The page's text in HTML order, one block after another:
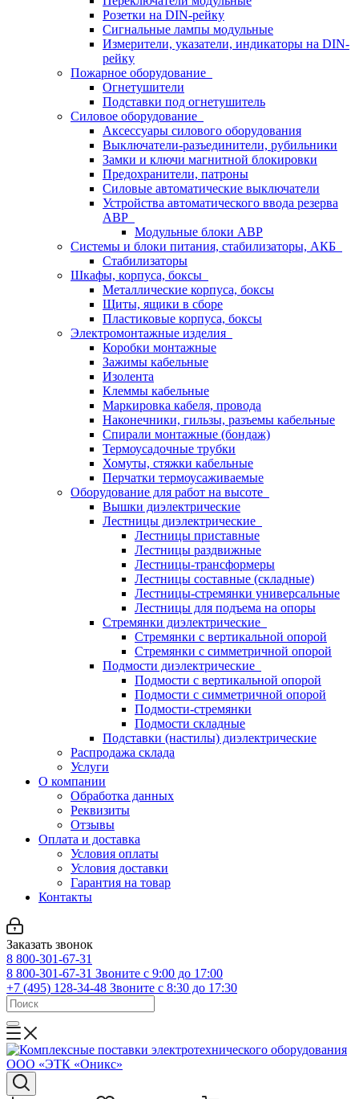
Розетки на DIN-рейку
Сигнальные лампы модульные
Измерители, указатели, индикаторы на DIN-
рейку
Пожарное оборудование
Огнетушители
Подставки под огнетушитель
Силовое оборудование
Аксессуары силового оборудования
Выключатели-разъединители, рубильники
Замки и ключи магнитной блокировки
Предохранители, патроны
Силовые автоматические выключатели
Устройства автоматического ввода резерва
АВР
Модульные блоки АВР
Системы и блоки питания, стабилизаторы, АКБ
Стабилизаторы
Шкафы, корпуса, боксы
Металлические корпуса, боксы
Щиты, ящики в сборе
Пластиковые корпуса, боксы
Электромонтажные изделия
Коробки монтажные
Зажимы кабельные
Изолента
Клеммы кабельные
Маркировка кабеля, провода
Наконечники, гильзы, разъемы кабельные
Спирали монтажные (бондаж)
Термоусадочные трубки
Хомуты, стяжки кабельные
Перчатки термоусаживаемые
Оборудование для работ на высоте
Вышки диэлектрические
Лестницы диэлектрические
Лестницы приставные
Лестницы раздвижные
Лестницы-трансформеры
Лестницы составные (складные)
Лестницы-стремянки универсальные
Лестницы для подъема на опоры
Стремянки диэлектрические
Стремянки с вертикальной опорой
Стремянки с симметричной опорой
Подмости диэлектрические
Подмости с вертикальной опорой
Подмости с симметричной опорой
Подмости-стремянки
Подмости складные
Подставки (настилы) диэлектрические
Распродажа склада
Услуги
О компании
Обработка данных
Реквизиты
Отзывы
Оплата и доставка
Условия оплаты
Условия доставки
Гарантия на товар
Контакты
Заказать звонок
8 800-301-67-31
8 800-301-67-31 Звоните с 9:00 до 17:00
+7 (495) 128-34-48 Звоните с 8:30 до 17:30